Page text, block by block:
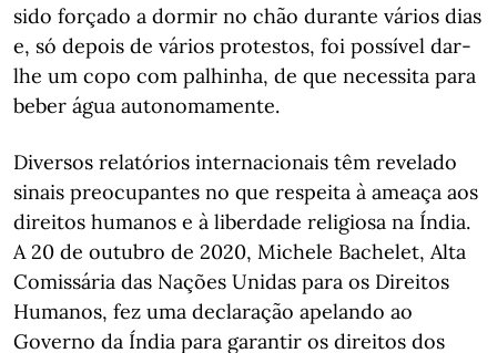
sido forçado a dormir no chão durante vários dias
e, só depois de vários protestos, foi possível dar-
lhe um copo com palhinha, de que necessita para
beber água autonomamente.
Diversos relatórios internacionais têm revelado
sinais preocupantes no que respeita à ameaça aos
direitos humanos e à liberdade religiosa na Índia.
A 20 de outubro de 2020, Michele Bachelet, Alta
Comissária das Nações Unidas para os Direitos
Humanos, fez uma declaração apelando ao
Governo da Índia para garantir os direitos dos